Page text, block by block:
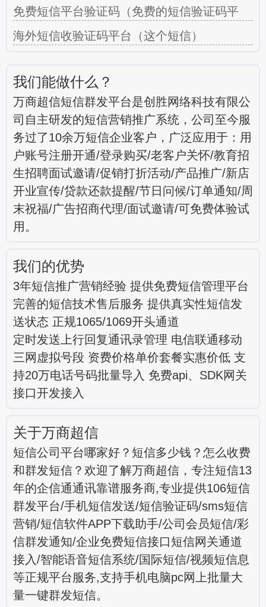
免费短信平台验证码（免费的短信验证码平
海外短信收验证码平台（这个短信）
我们能做什么？
万商超信短信群发平台是创胜网络科技有限公
司自主研发的短信营销推广系统，公司至今服
务过了10余万短信企业客户，广泛应用于：用
户账号注册开通/登录购买/老客户关怀/教育招
生招聘面试邀请/促销打折活动/产品推广/新店
开业宣传/贷款还款提醒/节日问候/订单通知/周
末祝福/广告招商代理/面试邀请/可免费体验试
用。
我们的优势
3年短信推广营销经验 提供免费短信管理平台
完善的短信技术售后服务 提供真实性短信发
送状态 正规1065/1069开头通道
定时发送上行回复通讯录管理 电信联通移动
三网虚拟号段 资费价格单价套餐实惠价低 支
持20万电话号码批量导入 免费api、SDK网关
接口开发接入
关于万商超信
短信公司平台哪家好？短信多少钱？怎么收费
和群发短信？欢迎了解万商超信，专注短信13
年的企信通通讯靠谱服务商,专业提供106短信
群发平台/手机短信发送/短信验证码/sms短信
营销/短信软件APP下载助手/公司会员短信/彩
信群发通知/企业免费短信接口短信网关通道
接入/智能语音短信系统/国际短信/视频短信息
等正规平台服务,支持手机电脑pc网上批量大
量一键群发短信。